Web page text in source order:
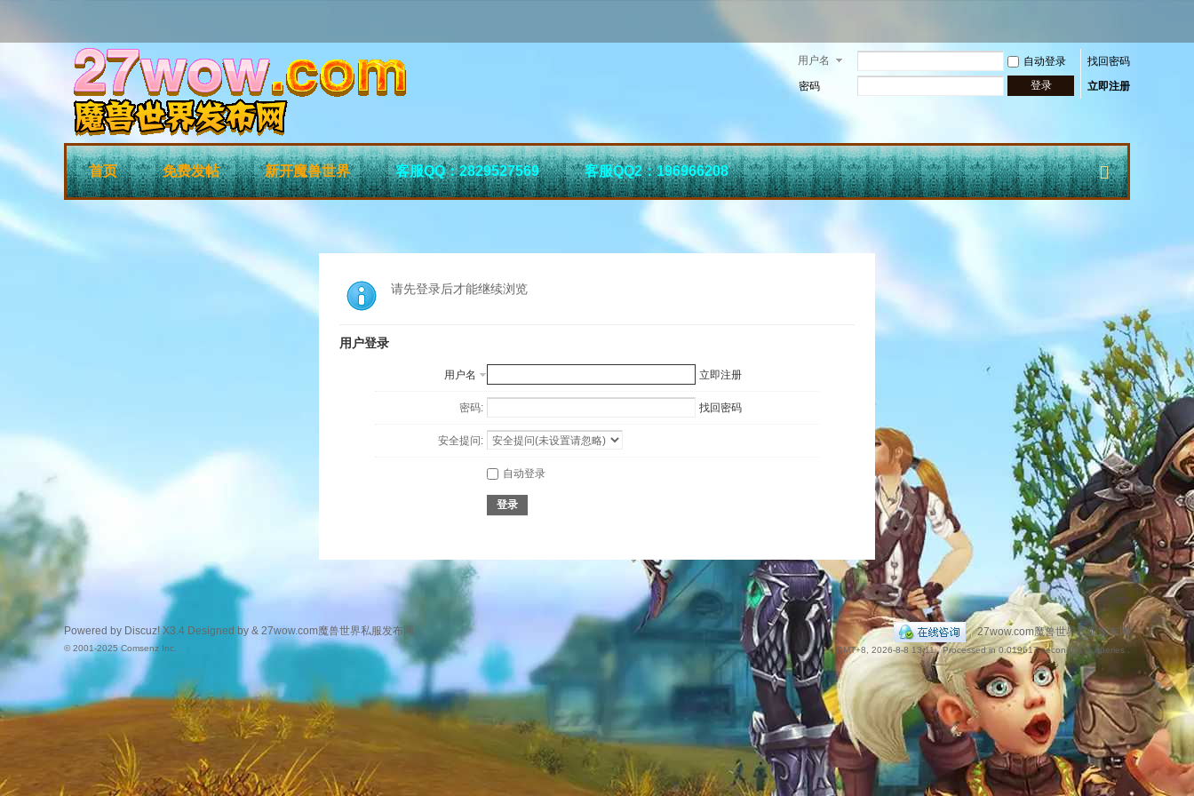
用户名 自动登录
找回密码
密码
登录 立即注册
捷
航
首页 免费发帖 新开魔兽世界 客服QQ：2829527569 客服QQ2：196966208
请先登录后才能继续浏览
用户登录
用户名 立即注册
密码: 找回密码
安全提问:
自动登录
登录
| 27wow.com魔兽世界私服发布网
GMT+8, 2026-8-8 13:11, Processed in 0.019617 second(s), 5 queries .
Powered by Discuz! X3.4 Designed by & 27wow.com魔兽世界私服发布网
© 2001-2025Comsenz Inc.